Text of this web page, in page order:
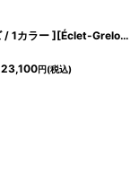
[ S-Lサイズ / 1カラー ][Éclet-Grelot by RiNFARRE]サテン・レッド・ホルターネック・セミロング丈・ミディアムドレス・エクラグレロ [奈月セナ着用][送料無料]
23,100円(税込)